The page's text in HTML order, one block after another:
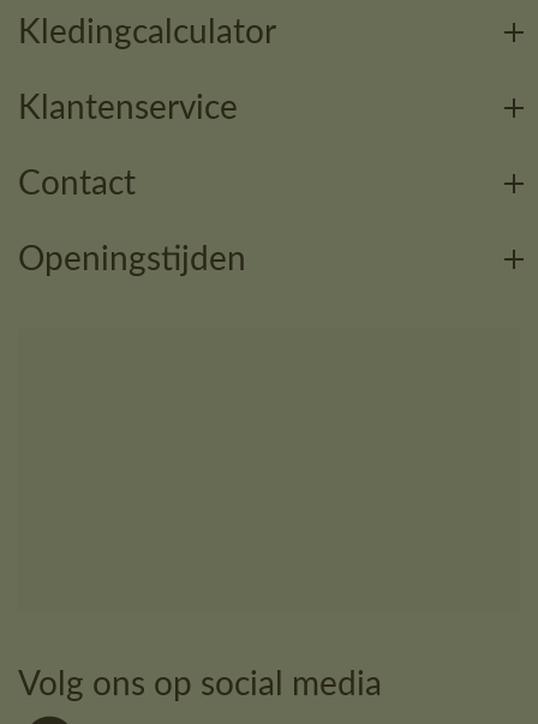
Kledingcalculator
Klantenservice
Contact
Openingstijden
Volg ons op social media